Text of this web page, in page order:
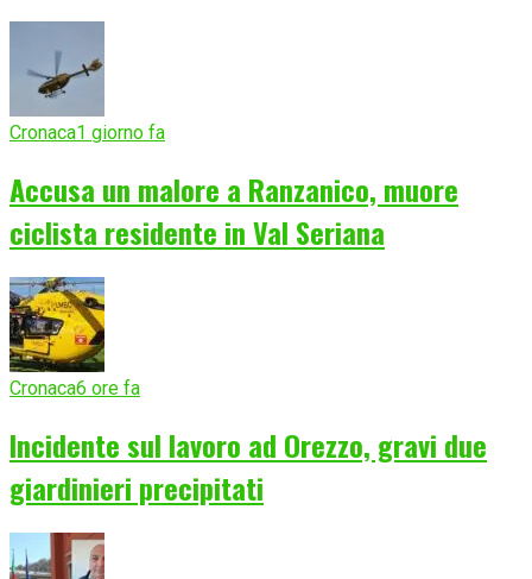
Cronaca1 giorno fa
Accusa un malore a Ranzanico, muore
ciclista residente in Val Seriana
Cronaca6 ore fa
Incidente sul lavoro ad Orezzo, gravi due
giardinieri precipitati